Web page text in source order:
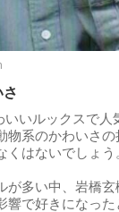
いルックスで人
物系のかわいさ
はないでしょう
が多い中、岩橋
響で好きになっ